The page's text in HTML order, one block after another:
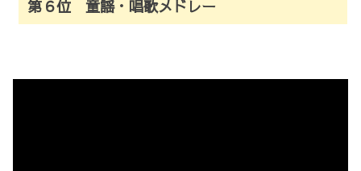
第６位 童謡・唱歌メドレー